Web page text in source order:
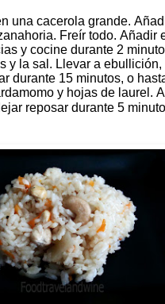
una cacerola grande.
Freír todo. Añadir
y cocine durante 2
y la sal. Llevar a ebullición,
durante 15 minutos, o
y hojas de laurel.
reposar durante 5